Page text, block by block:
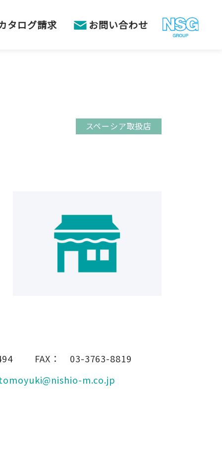
タログ請求 お問い合わせ
スペーシア取扱店
FAX：
03-3763-8819
m.co.jp